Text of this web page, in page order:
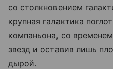
со столкновением
крупная галактика
компаньона, со
звезд и оставив лишь
дырой.